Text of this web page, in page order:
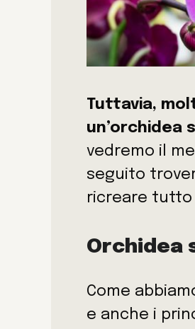
Tuttavia,
un’orchidea
vedremo il
seguito
ricreare tutto
Orchidea
Come
e anche i